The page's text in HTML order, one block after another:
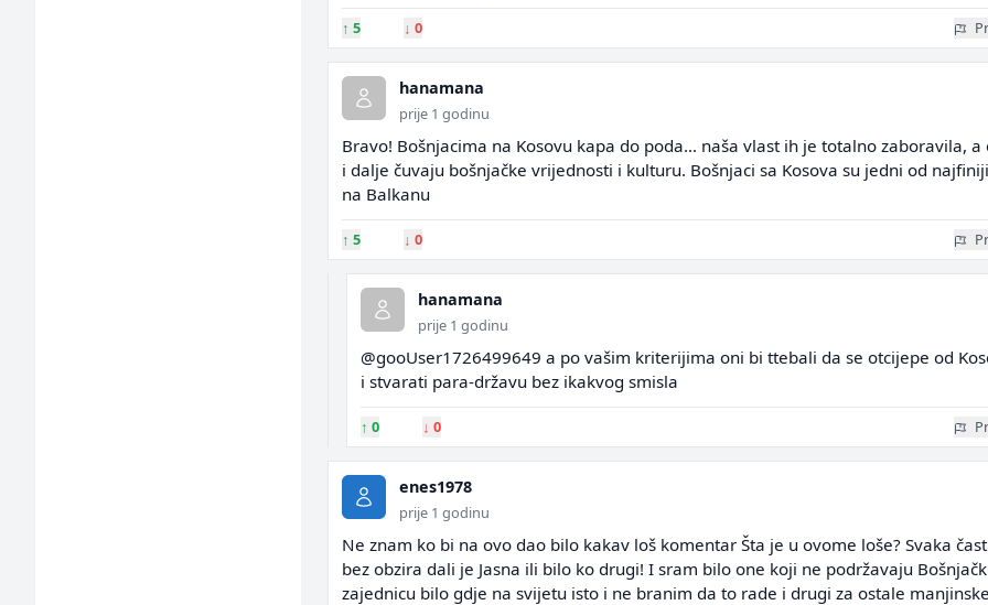
↑ 5 ↓ 0
hanamana
prije 1 godinu
Bravo! Bošnjacima na Kosovu kapa do poda... naša vlast ih je totalno zaboravila, a
i dalje čuvaju bošnjačke vrijednosti i kulturu. Bošnjaci sa Kosova su jedni od
na Balkanu
↑ 5 ↓ 0
hanamana
prije 1 godinu
@gooUser1726499649 a po vašim kriterijima oni bi ttebali da se otcijepe od
i stvarati para-državu bez ikakvog smisla
↑ 0 ↓ 0
enes1978
prije 1 godinu
Ne znam ko bi na ovo dao bilo kakav loš komentar Šta je u ovome loše? Svaka čast
bez obzira dali je Jasna ili bilo ko drugi! I sram bilo one koji ne podržavaju
zajednicu bilo gdje na svijetu isto i ne branim da to rade i drugi za ostale manjinske